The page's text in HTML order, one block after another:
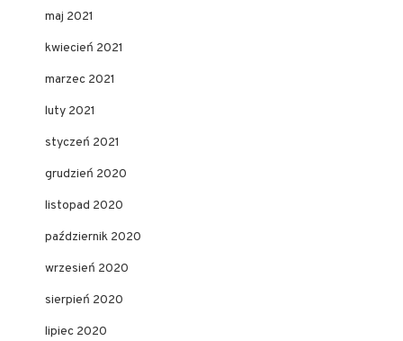
maj 2021
kwiecień 2021
marzec 2021
luty 2021
styczeń 2021
grudzień 2020
listopad 2020
październik 2020
wrzesień 2020
sierpień 2020
lipiec 2020